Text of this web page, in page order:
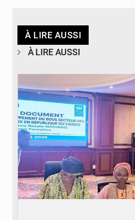
À LIRE AUSSI
À LIRE AUSSI